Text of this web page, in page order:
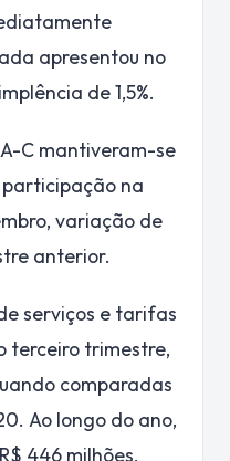
apresentou no
de 1,5%.
C mantiveram-se
na
variação de
anterior.
serviços e tarifas
terceiro trimestre,
comparadas
Ao longo do ano,
446 milhões,